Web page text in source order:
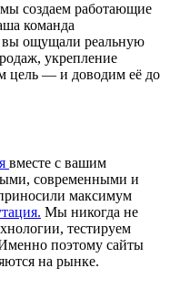
создаем работающие
команда
вы ощущали реальную
укрепление
цель — и доводим её до
вместе с вашим
современными и
максимум
Мы никогда не
тестируем
поэтому сайты
на рынке.